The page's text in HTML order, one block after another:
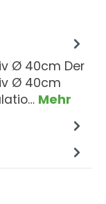
Ø 40cm Der
Ø 40cm
Mehr